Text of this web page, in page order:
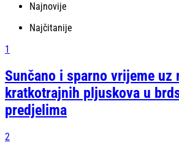
Najnovije
Najčitanije
1
Sunčano i sparno vrijeme uz
kratkotrajnih pljuskova u
predjelima
2